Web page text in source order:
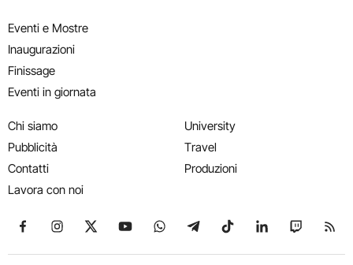
Eventi e Mostre
Inaugurazioni
Finissage
Eventi in giornata
Chi siamo
Pubblicità
Contatti
Lavora con noi
University
Travel
Produzioni
Seguici su Facebook
Seguici su Instagram
Seguici su X
Seguici su YouTube
Seguici su WhatsApp
Seguici su Telegram
Seguici su TikTok
Seguici su
Seguici